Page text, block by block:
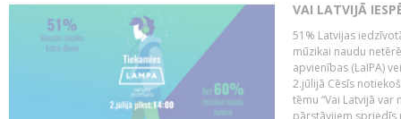
VAI LATVIJĀ
51% Latvijas
mūzikai naudu
apvienības (LaIPA)
2.jūlijā Cēsīs
tēmu “Vai Latvijā